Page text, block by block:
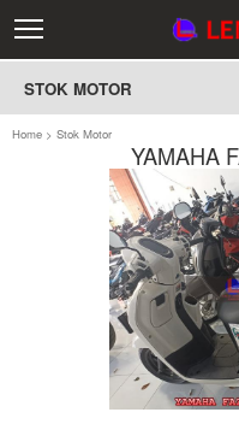
STOK MOTOR
Home > Stok Motor
YAMAHA